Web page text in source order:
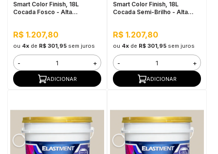
Smart Color Finish, 18L
Cocada Fosco - Alta
R$ 1.207,80
ou 4xde R$ 301,95 sem juros
- +
ADICIONAR
Smart Color Finish, 18L
Cocada Semi-Brilho - Alta
R$ 1.207,80
ou 4xde R$ 301,95 sem juros
- +
ADICIONAR